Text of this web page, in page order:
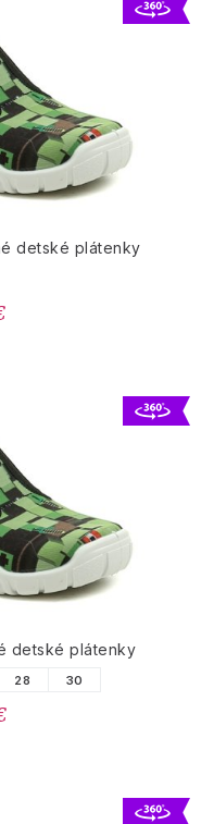
detské plátenky
detské plátenky
28 30